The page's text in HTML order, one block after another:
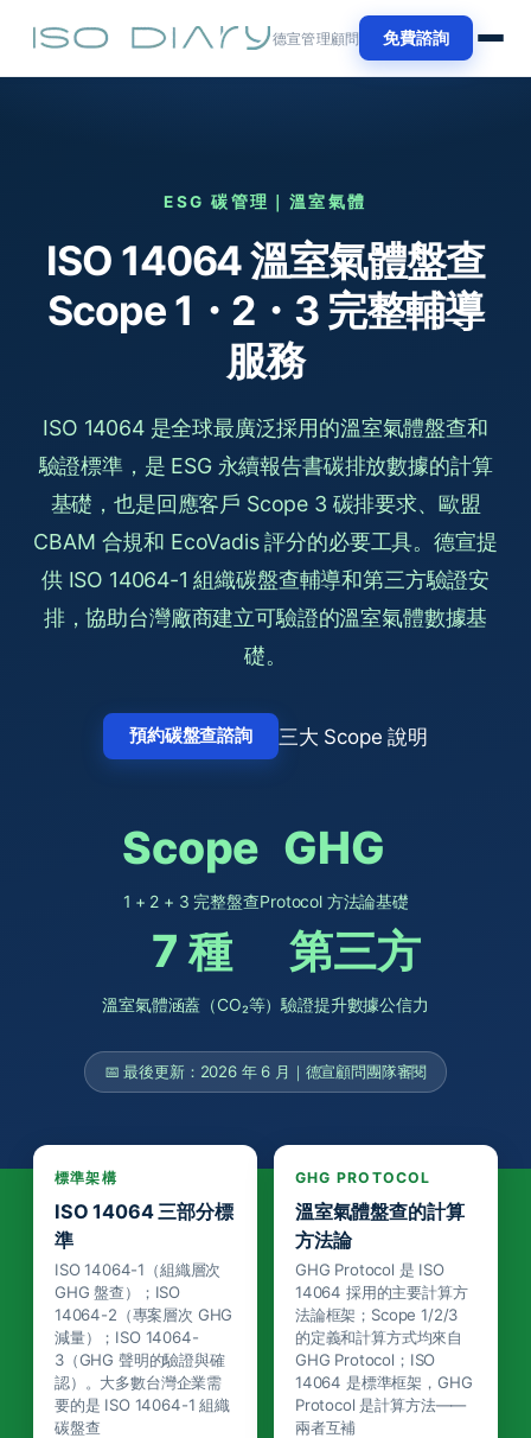
德宣管理顧問 免費諮詢
ESG 碳管理｜溫室氣體
ISO 14064 溫室氣體盤查
Scope 1・2・3 完整輔導
服務
ISO 14064 是全球最廣泛採用的溫室氣體盤查和
驗證標準，是 ESG 永續報告書碳排放數據的計算
基礎，也是回應客戶 Scope 3 碳排要求、歐盟
CBAM 合規和 EcoVadis 評分的必要工具。德宣提
供 ISO 14064-1 組織碳盤查輔導和第三方驗證安
排，協助台灣廠商建立可驗證的溫室氣體數據基
礎。
預約碳盤查諮詢 三大 Scope 說明
Scope
1 + 2 + 3 完整盤查
GHG
Protocol 方法論基礎
7 種
溫室氣體涵蓋（CO₂等）
第三方
驗證提升數據公信力
📅 最後更新：2026 年 6 月｜德宣顧問團隊審閱
標準架構
ISO 14064 三部分標
準
ISO 14064-1（組織層次
GHG 盤查）；ISO
14064-2（專案層次 GHG
減量）；ISO 14064-
3（GHG 聲明的驗證與確
認）。大多數台灣企業需
要的是 ISO 14064-1 組織
碳盤查
GHG PROTOCOL
溫室氣體盤查的計算
方法論
GHG Protocol 是 ISO
14064 採用的主要計算方
法論框架；Scope 1/2/3
的定義和計算方式均來自
GHG Protocol；ISO
14064 是標準框架，GHG
Protocol 是計算方法——
兩者互補